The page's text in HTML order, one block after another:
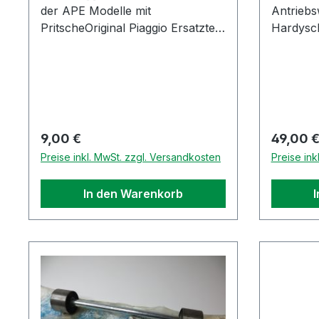
Materialen gefertigt. Die
Konstruktion ist insgesamt sehr
der APE Modelle mit
PritscheOriginal Piaggio Ersatzteil
Regulärer Preis:
9,00 €
Preise inkl. MwSt. zzgl. Versandkosten
In den Warenkorb
Diesel
49,00 €
Preise